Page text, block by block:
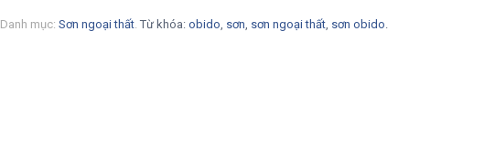
Danh mục:Sơn ngoại thất. Từ khóa:obido, sơn, sơn ngoại thất, sơn obido.